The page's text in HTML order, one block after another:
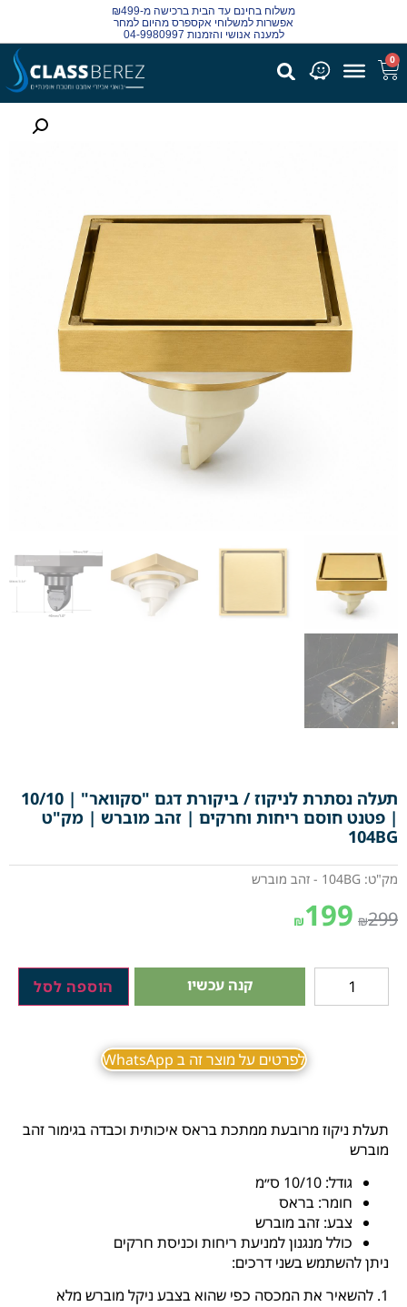
משלוח בחינם עד הבית ברכישה מ-₪499
אפשרות למשלוחי אקספרס מהיום למחר
למענה אנושי והזמנות 04-9980997
0
תעלה נסתרת לניקוז / ביקורת דגם "סקוואר" | 10/10
| פטנט חוסם ריחות וחרקים | זהב מוברש | מק"ט
104BG
מק"ט: 104BG - זהב מוברש
₪299
₪199
קנה עכשיו הוספה לסל
לפרטים על מוצר זה ב WhatsApp
תעלת ניקוז מרובעת ממתכת בראס איכותית וכבדה בגימור זהב
מוברש
גודל: 10/10 ס״מ
חומר: בראס
צבע: זהב מוברש
כולל מנגנון למניעת ריחות וכניסת חרקים
ניתן להשתמש בשני דרכים:
1. להשאיר את המכסה כפי שהוא בצבע ניקל מוברש מלא